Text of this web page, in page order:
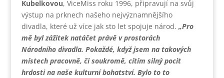
Kubelkovou, ViceMiss roku 1996, připravují na svůj
výstup na prknech našeho nejvýznamnějšího
divadla, které už více jak sto let spojuje národ. „Pro
mě byl zážitek natáčet právě v prostorách
Národního divadla. Pokaždé, když jsem na takových
místech pracovně, či soukromě, cítím silný pocit
hrdosti na naše kulturní bohatství. Bylo to to